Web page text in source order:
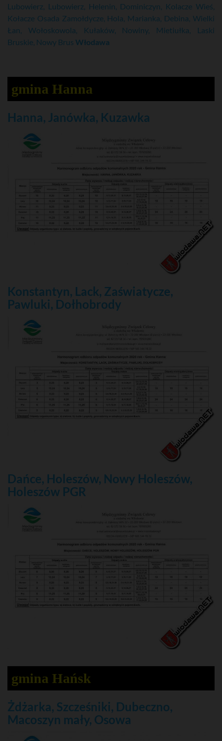
Lubowierz, Lubowierz, Helenin, Dominiczyn, Kolacze Wieś,
Kołacze Osada Zamołdycze, Hola, Marianka, Debina, Wielki
Łan, Wołoskowola, Kułaków, Nowiny, Mietiułka, Laski
Bruskie, Nowy Brus Włodawa
gmina Hanna
Hanna, Janówka, Kuzawka
Konstantyn, Lack, Zaświatycze,
Pawluki, Dołhobrody
Dańce, Holeszów, Nowy Holeszów,
Holeszów PGR
gmina Hańsk
Żdżarka, Szcześniki, Dubeczno,
Macoszyn mały, Osowa